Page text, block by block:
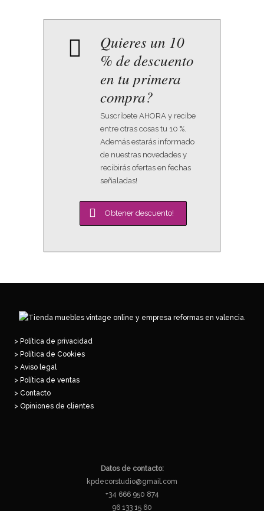
Quieres un 10
% de descuento
en tu primera
compra?
Suscríbete AHORA y recibe
entre otras cosas tu 10 %.
Además estarás informado
de nuestras novedades y
recibirás ofertas en fechas
señaladas!
Obtener descuento!
> Política de privacidad
> Política de Cookies
> Aviso legal
> Política de ventas
> Contacto
> Opiniones de clientes
Datos de contacto:
kpdecorstudio@gmail.com
+34 666 950 874
96 133 15 60